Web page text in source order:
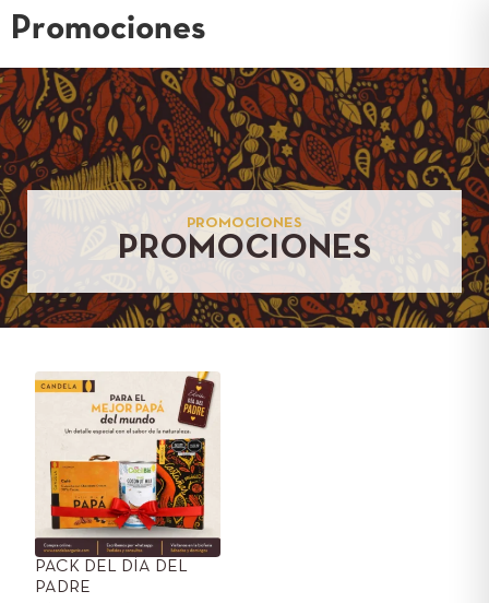
Promociones
PROMOCIONES
PROMOCIONES
PACK DEL DÍA DEL
PADRE